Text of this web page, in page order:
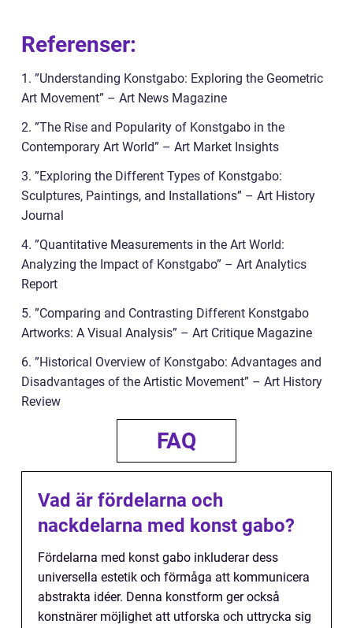
Referenser:
1. ”Understanding Konstgabo: Exploring the Geometric
Art Movement” – Art News Magazine
2. ”The Rise and Popularity of Konstgabo in the
Contemporary Art World” – Art Market Insights
3. ”Exploring the Different Types of Konstgabo:
Sculptures, Paintings, and Installations” – Art History
Journal
4. ”Quantitative Measurements in the Art World:
Analyzing the Impact of Konstgabo” – Art Analytics
Report
5. ”Comparing and Contrasting Different Konstgabo
Artworks: A Visual Analysis” – Art Critique Magazine
6. ”Historical Overview of Konstgabo: Advantages and
Disadvantages of the Artistic Movement” – Art History
Review
FAQ
Vad är fördelarna och
nackdelarna med konst gabo?
Fördelarna med konst gabo inkluderar dess
universella estetik och förmåga att kommunicera
abstrakta idéer. Denna konstform ger också
konstnärer möjlighet att utforska och uttrycka sig